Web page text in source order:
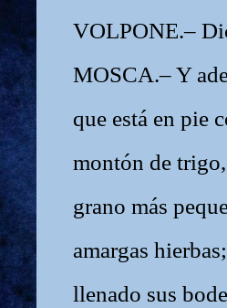
VOLPONE.–
MOSCA.– Y
que está en pie
montón de
grano más
amargas
llenado sus